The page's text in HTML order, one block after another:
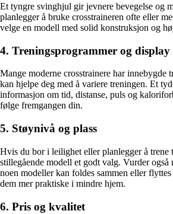
Et tyngre svinghjul gir jevnere bevegelse og
planlegger å bruke crosstraineren ofte eller
velge en modell med solid konstruksjon og
4. Treningsprogrammer og display
Mange moderne crosstrainere har innebygde
kan hjelpe deg med å variere treningen. Et
informasjon om tid, distanse, puls og
følge fremgangen din.
5. Støynivå og plass
Hvis du bor i leilighet eller planlegger å trene
stillegående modell et godt valg. Vurder også
noen modeller kan foldes sammen eller
dem mer praktiske i mindre hjem.
6. Pris og kvalitet